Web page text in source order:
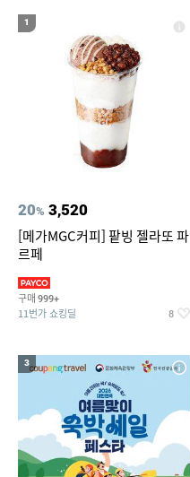
크로커다일레이디블라우스
컬쳐랜드 20
1
20% 3,520
[메가MGC커피] 팥빙 젤라또 파
르페
구매 999+
11번가 쇼킹딜 8
3